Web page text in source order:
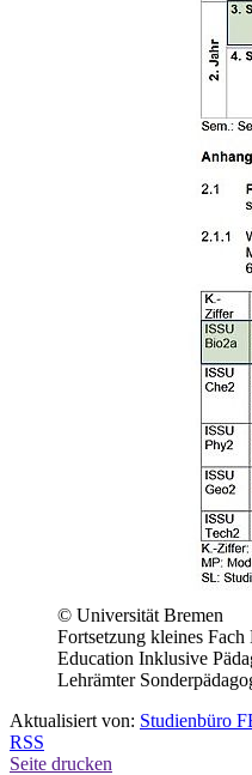
© Universität Bremen
Fortsetzung kleines
Education Inklusive
Lehrämter
Aktualisiert von: Studienbüro
RSS
Seite drucken